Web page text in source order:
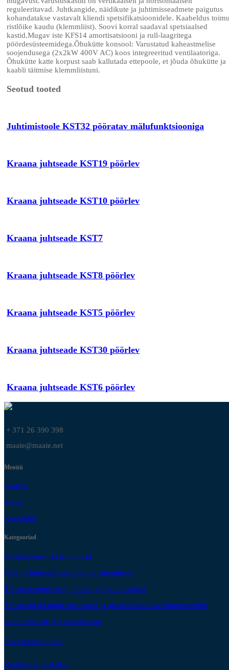
reguleeritavad. Juhtkangide, näidikute ja juhtimisseadmete paigutus
kohandatakse vastavalt kliendi spetsifikatsioonidele. Kaabeldus
ristlõike kaudu (klemmliist). Soovi korral saadaval spetsiaalsed
kastid.Mugav iste KFS14 amortisatsiooni ja rull-laagritega
pöördesüsteemidega.Õhukütte konsool: Varustatud kaheastmelise
soojendusega (2x2kW 400V AC) koos integreeritud ventilaatoriga.
Õhukütte katte korpust saab kallutada ettepoole, et jõuda õhukütte ja
kaabli täitmise klemmliistuni.
Seotud tooted
Juhtimistoole KST32 pööratav mälufunktsiooniga
Kraana juhtseade KST19 pöörlev
Kraana juhtseade KST10 pöörlev
Kraana juhtseade KST7
Kraana juhtseade KST8 pöörlev
Kraana juhtseade KST5 pöörlev
Kraana juhtseade KST30 pöörlev
Kraana juhtseade KST6 pöörlev
+ 371 26 390 398
maaie@maaie.net
Menüü
Pealeht
Meist
Kontaktid
Kategooriad
Potentsiomeetrid ja andurid
Elektro-hüdraulilised ajamite lahendused
Tööstuskontrollerid, juhtkangid ja konsoolid
Tööstuslikud pidurisüsteemid ja ajami/seiskamise komponendid
Poltühenduste jälgimissüsteem
Privaatsuspoliitika
Koolitus ja praktika